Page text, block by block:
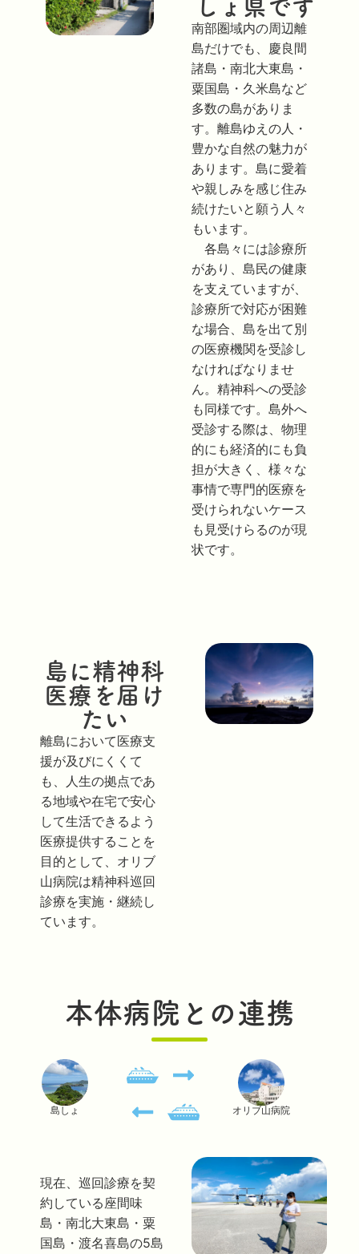
しょ県です
南部圏域内の周辺離
島だけでも、慶良間
諸島・南北大東島・
粟国島・久米島など
多数の島がありま
す。離島ゆえの人・
豊かな自然の魅力が
あります。島に愛着
や親しみを感じ住み
続けたいと願う人々
もいます。
各島々には診療所
があり、島民の健康
を支えていますが、
診療所で対応が困難
な場合、島を出て別
の医療機関を受診し
なければなりませ
ん。精神科への受診
も同様です。島外へ
受診する際は、物理
的にも経済的にも負
担が大きく、様々な
事情で専門的医療を
受けられないケース
も見受けらるのが現
状です。
島に精神科
医療を届け
たい
離島において医療支
援が及びにくくて
も、人生の拠点であ
る地域や在宅で安心
して生活できるよう
医療提供することを
目的として、オリブ
山病院は精神科巡回
診療を実施・継続し
ています。
本体病院との連携
島しょ オリブ山病院
現在、巡回診療を契
約している座間味
島・南北大東島・粟
国島・渡名喜島の5島